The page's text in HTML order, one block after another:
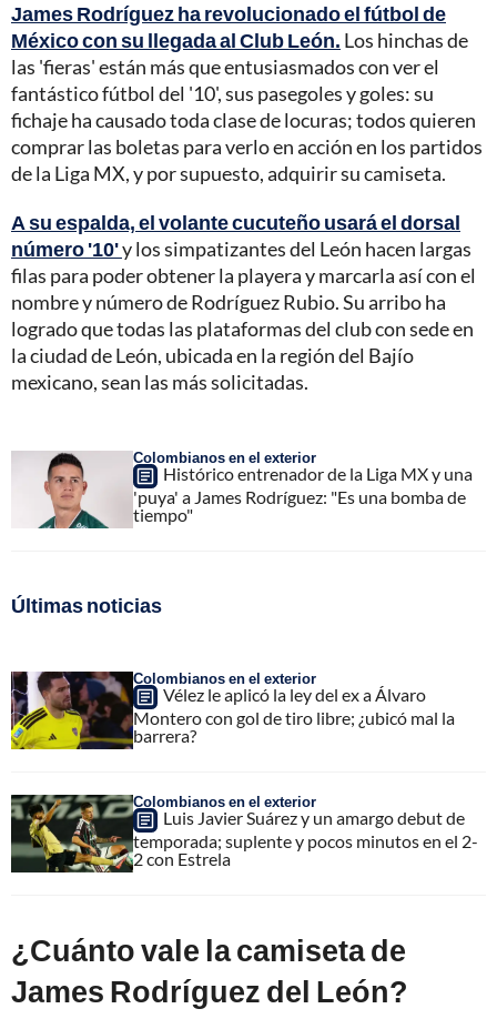
James Rodríguez ha revolucionado el fútbol de
México con su llegada al Club León. Los hinchas de
las 'fieras' están más que entusiasmados con ver el
fantástico fútbol del '10', sus pasegoles y goles: su
fichaje ha causado toda clase de locuras; todos quieren
comprar las boletas para verlo en acción en los partidos
de la Liga MX, y por supuesto, adquirir su camiseta.
A su espalda, el volante cucuteño usará el dorsal
número '10'y los simpatizantes del León hacen largas
filas para poder obtener la playera y marcarla así con el
nombre y número de Rodríguez Rubio. Su arribo ha
logrado que todas las plataformas del club con sede en
la ciudad de León, ubicada en la región del Bajío
mexicano, sean las más solicitadas.
Colombianos en el exterior
Histórico entrenador de la Liga MX y una
'puya' a James Rodríguez: "Es una bomba de
tiempo"
Últimas noticias
Colombianos en el exterior
Vélez le aplicó la ley del ex a Álvaro
Montero con gol de tiro libre; ¿ubicó mal la
barrera?
Colombianos en el exterior
Luis Javier Suárez y un amargo debut de
temporada; suplente y pocos minutos en el 2-
2 con Estrela
¿Cuánto vale la camiseta de
James Rodríguez del León?